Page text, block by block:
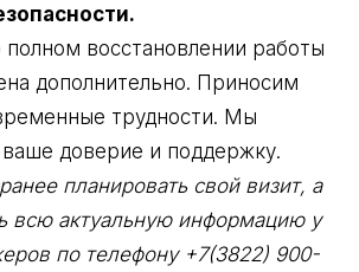
восстановлении работы
дополнительно. Приносим
трудности. Мы
доверие и поддержку.
планировать свой визит, а
всю актуальную информацию у
по телефону +7(3822) 900-